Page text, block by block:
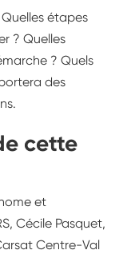
étapes
? Quelles
? Quels
des
cette
et
Cécile Pasquet,
Centre-Val